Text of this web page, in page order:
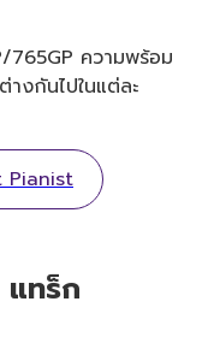
ความพร้อม
งกันไปในแต่ละ
Pianist
ทร็ก